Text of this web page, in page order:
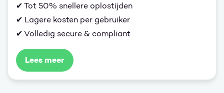
✔ Tot 50% snellere oplostijden
✔ Lagere kosten per gebruiker
✔ Volledig secure & compliant
Lees meer